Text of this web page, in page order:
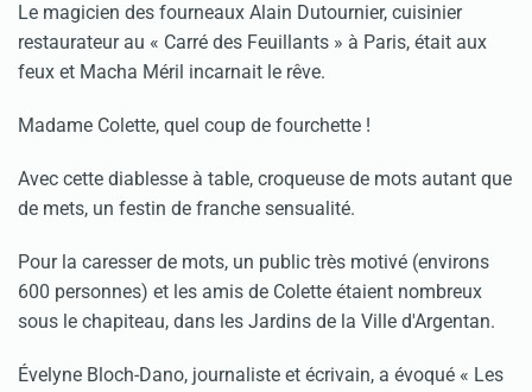
Le magicien des fourneaux Alain Dutournier, cuisinier
restaurateur au « Carré des Feuillants » à Paris, était aux
feux et Macha Méril incarnait le rêve.
Madame Colette, quel coup de fourchette !
Avec cette diablesse à table, croqueuse de mots autant que
de mets, un festin de franche sensualité.
Pour la caresser de mots, un public très motivé (environs
600 personnes) et les amis de Colette étaient nombreux
sous le chapiteau, dans les Jardins de la Ville d'Argentan.
Évelyne Bloch-Dano, journaliste et écrivain, a évoqué « Les